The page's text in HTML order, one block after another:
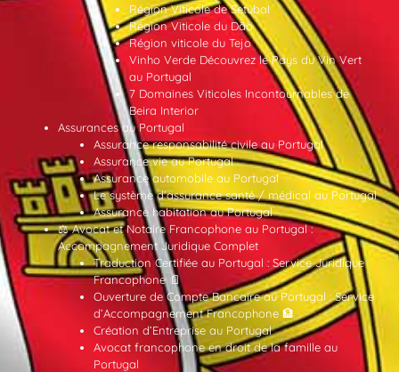
Région Viticole de Setúbal
Région Viticole du Dão
Région viticole du Tejo
Vinho Verde Découvrez le Pays du Vin Vert
au Portugal
7 Domaines Viticoles Incontournables de
Beira Interior
Assurances au Portugal
Assurance responsabilité civile au Portugal
Assurance vie au Portugal
Assurance automobile au Portugal
Le système d’assurance santé / médical au Portugal
Assurance habitation au Portugal
⚖️ Avocat et Notaire Francophone au Portugal :
Accompagnement Juridique Complet
Traduction Certifiée au Portugal : Service Juridique
Francophone 📄
Ouverture de Compte Bancaire au Portugal : Service
d’Accompagnement Francophone 🏦
Création d’Entreprise au Portugal
Avocat francophone en droit de la famille au
Portugal